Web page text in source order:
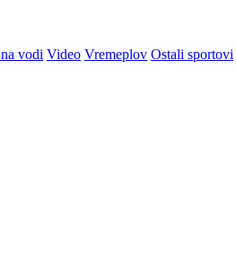
vodi Video Vremeplov Ostali sportovi